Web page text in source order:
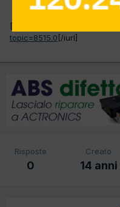
[iurl]
topic=8515.0 [/iurl]
Risposte
0
Creato
14 anni